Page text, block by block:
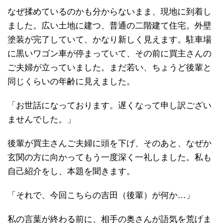
なぜ揉めているのかも分からないまま、現地に到着し
ました。広い土地に建つ、普通の二階建て住宅。外壁
塗装が完了していて、かなり新しく見えます。駐車場
に黒いワゴン車が停まっていて、その前に買主さんの
ご夫婦が立っていました。まだ若い、ちょうど後輩と
同じくらいの年齢に見えました。
「お世話になっております。遅くなって申し訳ござい
ませんでした。」
後輩が買主さんご夫婦に頭を下げ、そのあと、なぜか
玄関の方に向かってもう一度深く一礼しました。私も
自己紹介をし、本題を聞きます。
「それで、今回こちらの吉田（後輩）が何か…」
私の言葉が終わる前に、相手の奥さんが語気を荒げま